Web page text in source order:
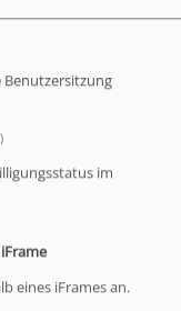
Benutzersitzung
im
eines iFrames an.